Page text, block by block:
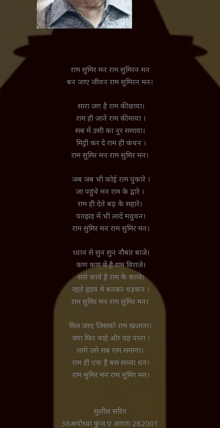
राम सुमिर मन राम सुमिरन मन
बन जाए जीवन राम सुमिरन मन।
सारा जग है राम की छाया।
राम ही जाने राम की माया ।
सब में उसी का नूर समाया।
मिट्टी कर दे राम ही कंचन ।
राम सुमिर मन राम सुमिर मन।
जब जब भी कोई राम पुकारे ।
जा पहुंचे मन राम के द्वारे ।
राम ही देते बढ़ के सहारे।
पतझड़ में भी लादें मधुवन।
राम सुमिर मन राम सुमिर मन।
ध्यान से सुन सुन नौबत बाजे।
कण कण में है राम विराजे।
सारे कार्य है राम के काजे।
रहते हृदय में बनकर धड़कन ।
राम सुमिर मन राम सुमिर मन।
मिल जाए जिसको राम खजाना।
क्या फिर चाहे और वह पाना ।
लागे उसे सब राम समाना।
राम ही एक है बस सच्चा धन।
राम सुमिर मन राम सुमिर मन।
सुशील सरित
36अयोध्या कुंज ए आगरा 282001